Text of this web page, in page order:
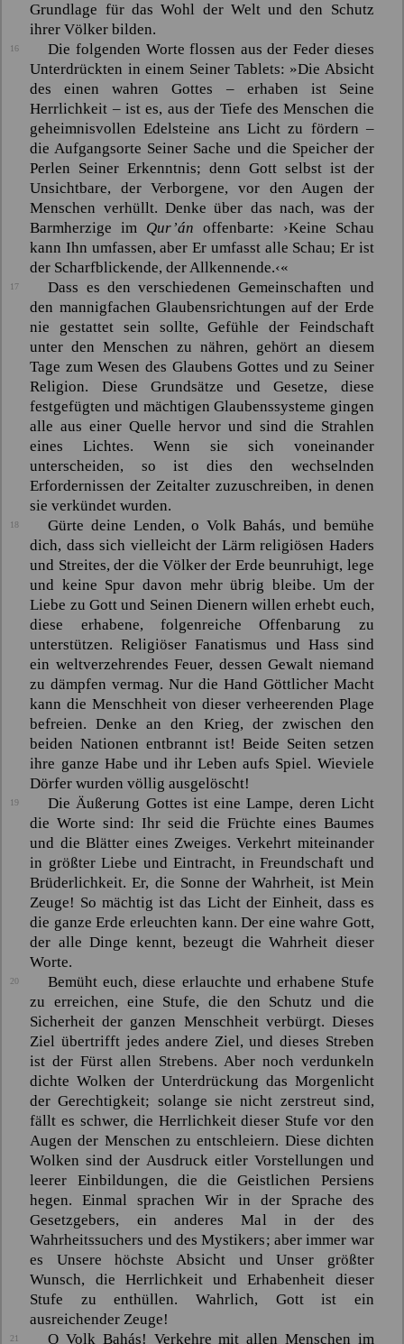
Grundlage für das Wohl der Welt und den Schutz
ihrer Völker bilden.
16
Die folgenden Worte flossen aus der Feder dieses
Unterdrückten in einem Seiner Tablets: »Die Absicht
des einen wahren Gottes – erhaben ist Seine
Herrlichkeit – ist es, aus der Tiefe des Menschen die
geheimnisvollen Edelsteine ans Licht zu fördern –
die Aufgangsorte Seiner Sache und die Speicher der
Perlen Seiner Erkenntnis; denn Gott selbst ist der
Unsichtbare, der Verborgene, vor den Augen der
Menschen verhüllt. Denke über das nach, was der
Barmherzige im Qur’án offenbarte: ›Keine Schau
kann Ihn umfassen, aber Er umfasst alle Schau; Er ist
der Scharfblickende, der Allkennende.‹«
17
Dass es den verschiedenen Gemeinschaften und
den mannigfachen Glaubensrichtungen auf der Erde
nie gestattet sein sollte, Gefühle der Feindschaft
unter den Menschen zu nähren, gehört an diesem
Tage zum Wesen des Glaubens Gottes und zu Seiner
Religion. Diese Grundsätze und Gesetze, diese
festgefügten und mächtigen Glaubenssysteme gingen
alle auseiner Quelle hervor und sind die Strahlen
eines Lichtes. Wenn sie sich voneinander
unterscheiden, so ist dies den wechselnden
Erfordernissen der Zeitalter zuzuschreiben, in denen
sie verkündet wurden.
18 Gürte deine Lenden, o VolkBahás, und bemühe
dich, dass sich vielleicht der Lärm religiösen Haders
und Streites, der die Völker der Erde beunruhigt, lege
und keine Spur davon mehr übrig bleibe. Um der
Liebe zu Gott und Seinen Dienern willen erhebt euch,
diese erhabene, folgenreiche Offenbarung zu
unterstützen. Religiöser Fanatismus und Hass sind
ein weltverzehrendes Feuer, dessen Gewalt niemand
zu dämpfen vermag. Nur die Hand Göttlicher Macht
kann die Menschheit von dieser verheerenden Plage
befreien. Denke an den Krieg, der zwischen den
beiden Nationen entbrannt ist! Beide Seiten setzen
ihre ganze Habe und ihr Leben aufs Spiel. Wieviele
Dörfer wurden völlig ausgelöscht!
19
Die Äußerung Gottes ist eine Lampe, deren Licht
die Worte sind: Ihr seid die Früchte eines Baumes
und die Blätter eines Zweiges. Verkehrt miteinander
in größter Liebe und Eintracht, in Freundschaft und
Brüderlichkeit. Er, die Sonne der Wahrheit, ist Mein
Zeuge! So mächtig ist das Licht der Einheit, dass es
die ganze Erde erleuchten kann. Der eine wahre Gott,
der alle Dinge kennt, bezeugt die Wahrheit dieser
Worte.
20
Bemüht euch, diese erlauchte und erhabene Stufe
zu erreichen, eine Stufe, die den Schutz und die
Sicherheit der ganzen Menschheit verbürgt. Dieses
Ziel übertrifft jedes andere Ziel, und dieses Streben
ist der Fürst allen Strebens. Aber noch verdunkeln
dichte Wolken der Unterdrückung das Morgenlicht
der Gerechtigkeit; solange sie nicht zerstreut sind,
fällt es schwer, die Herrlichkeit dieser Stufe vor den
Augen der Menschen zu entschleiern. Diese dichten
Wolken sind der Ausdruck eitler Vorstellungen und
leerer Einbildungen, die die Geistlichen Persiens
hegen. Einmal sprachen Wir in der Sprache des
Gesetzgebers, ein anderes Mal in der des
Wahrheitssuchers und des Mystikers; aber immer war
es Unsere höchste Absicht und Unser größter
Wunsch, die Herrlichkeit und Erhabenheit dieser
Stufe zu enthüllen. Wahrlich, Gott ist ein
ausreichender Zeuge!
21 O Volk Bahás! Verkehre mit allen Menschen im